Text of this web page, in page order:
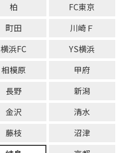
柏
FC東京
町田
川崎Ｆ
横浜FC
YS横浜
相模原
甲府
長野
新潟
金沢
清水
藤枝
沼津